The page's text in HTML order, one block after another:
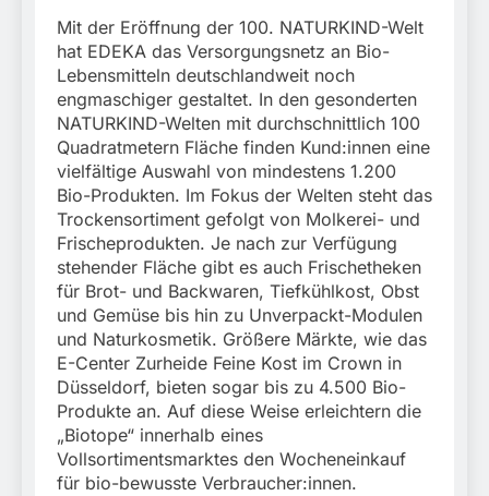
Mit der Eröffnung der 100. NATURKIND-Welt
hat EDEKA das Versorgungsnetz an Bio-
Lebensmitteln deutschlandweit noch
engmaschiger gestaltet. In den gesonderten
NATURKIND-Welten mit durchschnittlich 100
Quadratmetern Fläche finden Kund:innen eine
vielfältige Auswahl von mindestens 1.200
Bio-Produkten. Im Fokus der Welten steht das
Trockensortiment gefolgt von Molkerei- und
Frischeprodukten. Je nach zur Verfügung
stehender Fläche gibt es auch Frischetheken
für Brot- und Backwaren, Tiefkühlkost, Obst
und Gemüse bis hin zu Unverpackt-Modulen
und Naturkosmetik. Größere Märkte, wie das
E-Center Zurheide Feine Kost im Crown in
Düsseldorf, bieten sogar bis zu 4.500 Bio-
Produkte an. Auf diese Weise erleichtern die
„Biotope“ innerhalb eines
Vollsortimentsmarktes den Wocheneinkauf
für bio-bewusste Verbraucher:innen.